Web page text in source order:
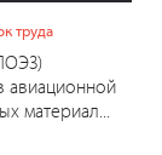
труда
авиационной
материал...